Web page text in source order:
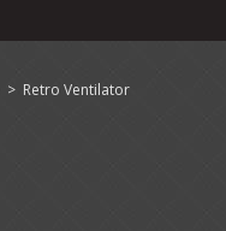
> Retro Ventilator